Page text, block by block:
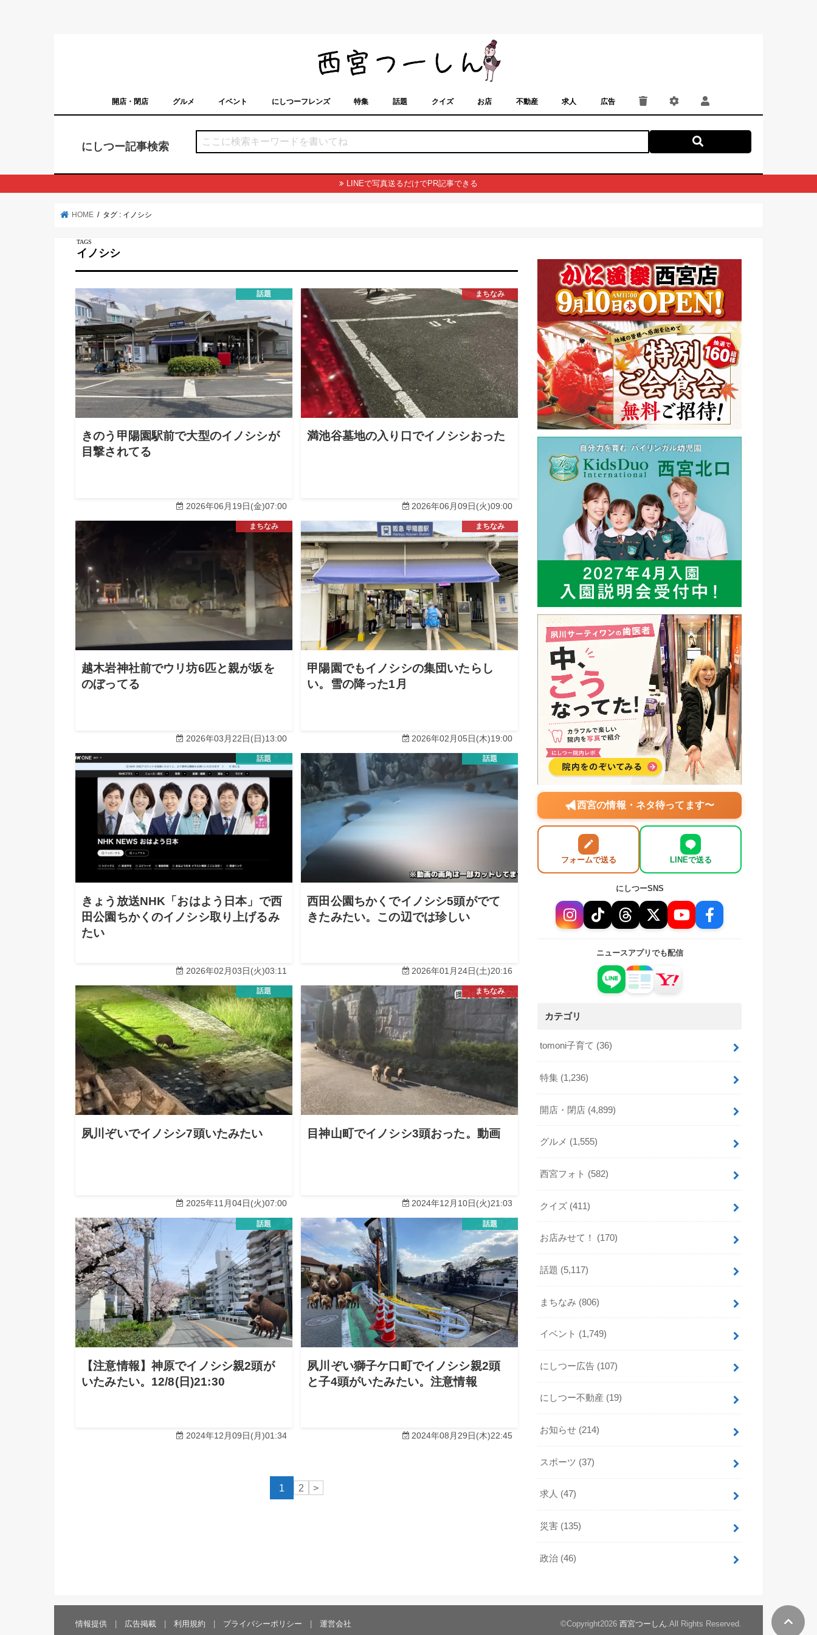
開店・閉店 グルメ イベント にしつーフレンズ 特集 話題 クイズ お店 不動産 求人 広告
にしつー記事検索
LINEで写真送るだけでPR記事できる
HOME タグ : イノシシ
イノシシ
話題
きのう甲陽園駅前で大型のイノシシが
目撃されてる
2026年06月19日(金)07:00
まちなみ
満池谷墓地の入り口でイノシシおった
2026年06月09日(火)09:00
まちなみ
越木岩神社前でウリ坊6匹と親が坂を
のぼってる
2026年03月22日(日)13:00
まちなみ
甲陽園でもイノシシの集団いたらし
い。雪の降った1月
2026年02月05日(木)19:00
話題
きょう放送NHK「おはよう日本」で西
田公園ちかくのイノシシ取り上げるみ
たい
2026年02月03日(火)03:11
話題
西田公園ちかくでイノシシ5頭がでて
きたみたい。この辺では珍しい
2026年01月24日(土)20:16
話題
夙川ぞいでイノシシ7頭いたみたい
2025年11月04日(火)07:00
まちなみ
目神山町でイノシシ3頭おった。動画
2024年12月10日(火)21:03
話題
【注意情報】神原でイノシシ親2頭が
いたみたい。12/8(日)21:30
2024年12月09日(月)01:34
話題
夙川ぞい獅子ケ口町でイノシシ親2頭
と子4頭がいたみたい。注意情報
2024年08月29日(木)22:45
1 2 >
西宮の情報・ネタ待ってます〜
フォームで送る LINEで送る
にしつーSNS
ニュースアプリでも配信
カテゴリ
tomoni子育て (36)
特集 (1,236)
開店・閉店 (4,899)
グルメ (1,555)
西宮フォト (582)
クイズ (411)
お店みせて！ (170)
話題 (5,117)
まちなみ (806)
イベント (1,749)
にしつー広告 (107)
にしつー不動産 (19)
お知らせ (214)
スポーツ (37)
求人 (47)
災害 (135)
政治 (46)
情報提供 広告掲載 利用規約 プライバシーポリシー 運営会社 ©Copyright2026 西宮つーしん.All Rights Reserved.